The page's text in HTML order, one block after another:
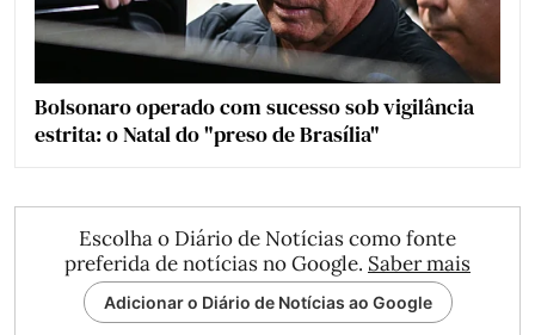
Bolsonaro operado com sucesso sob vigilância
estrita: o Natal do "preso de Brasília"
Escolha o Diário de Notícias como fonte
preferida de notícias no Google. Saber mais
Adicionar o Diário de Notícias ao Google